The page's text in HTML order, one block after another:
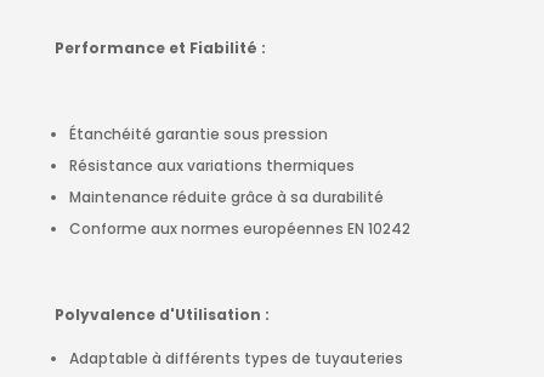
Performance et Fiabilité :
Étanchéité garantie sous pression
Résistance aux variations thermiques
Maintenance réduite grâce à sa durabilité
Conforme aux normes européennes EN 10242
Polyvalence d'Utilisation :
Adaptable à différents types de tuyauteries